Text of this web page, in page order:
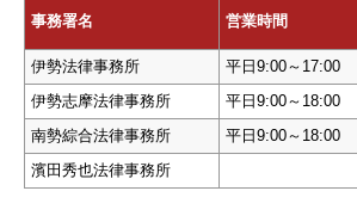
事務署名 営業時間
伊勢法律事務所
平日9:00～17:00
伊勢志摩法律事務所
平日9:00～18:00
南勢綜合法律事務所
平日9:00～18:00
濱田秀也法律事務所